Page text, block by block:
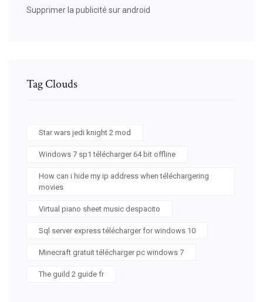
Supprimer la publicité sur android
Tag Clouds
Star wars jedi knight 2 mod
Windows 7 sp1 télécharger 64 bit offline
How can i hide my ip address when téléchargering
movies
Virtual piano sheet music despacito
Sql server express télécharger for windows 10
Minecraft gratuit télécharger pc windows 7
The guild 2 guide fr